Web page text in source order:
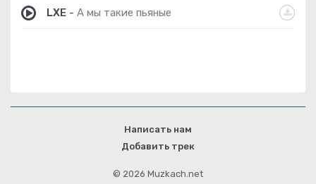
LXE - А мы такие пьяные
Написать нам
Добавить трек
© 2026 Muzkach.net